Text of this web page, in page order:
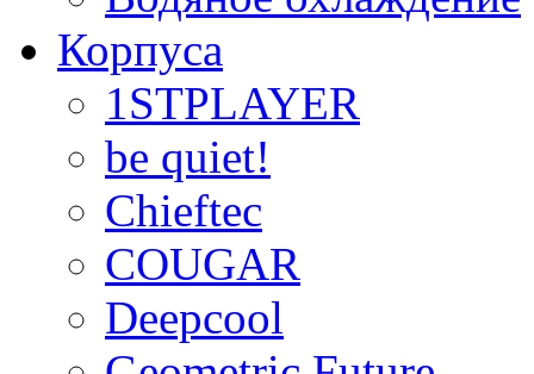
Корпуса
1STPLAYER
be quiet!
Chieftec
COUGAR
Deepcool